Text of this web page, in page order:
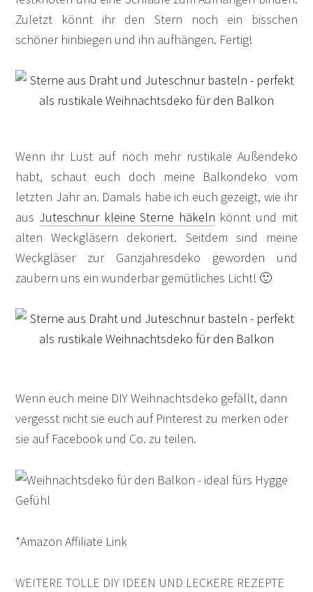
Zuletzt könnt ihr den Stern noch ein bisschen
schöner hinbiegen und ihn aufhängen. Fertig!
Wenn ihr Lust auf noch mehr rustikale Außendeko
habt, schaut euch doch meine Balkondeko vom
letzten Jahr an. Damals habe ich euch gezeigt, wie ihr
aus Juteschnur kleine Sterne häkeln könnt und mit
alten Weckgläsern dekoriert. Seitdem sind meine
Weckgläser zur Ganzjahresdeko geworden und
zaubern uns ein wunderbar gemütliches Licht! 🙂
Wenn euch meine DIY Weihnachtsdeko gefällt, dann
vergesst nicht sie euch auf Pinterest zu merken oder
sie auf Facebook und Co. zu teilen.
*Amazon Affiliate Link
WEITERE TOLLE DIY IDEEN UND LECKERE REZEPTE